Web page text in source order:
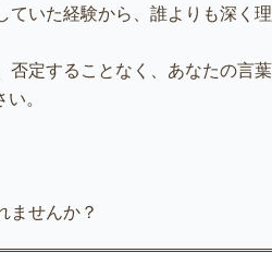
いた経験から、誰よりも深く理
否定することなく、あなたの言
。
ませんか？